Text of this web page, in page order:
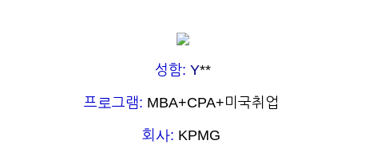
성함: Y**
프로그램: MBA+CPA+미국취업
회사: KPMG